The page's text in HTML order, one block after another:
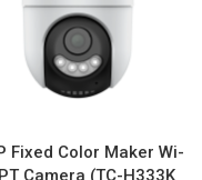
Fixed Color Maker Wi-
Camera (TC-H333K